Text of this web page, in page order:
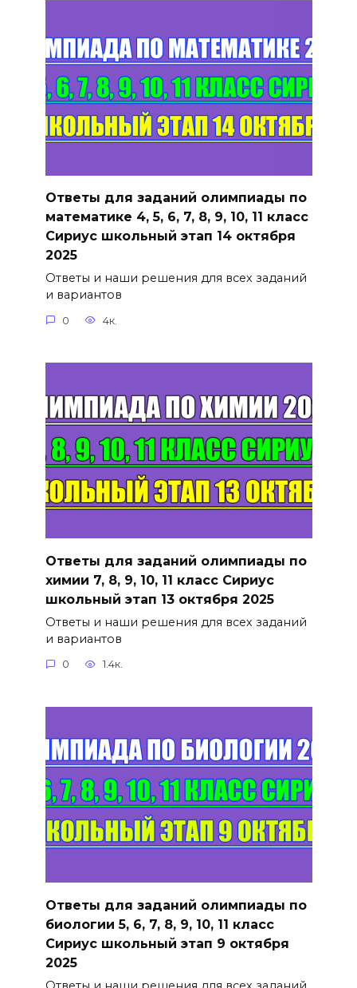
Ответы для заданий олимпиады по
математике 4, 5, 6, 7, 8, 9, 10, 11 класс
Сириус школьный этап 14 октября
2025
Ответы и наши решения для всех заданий
и вариантов
0 4к.
Ответы для заданий олимпиады по
химии 7, 8, 9, 10, 11 класс Сириус
школьный этап 13 октября 2025
Ответы и наши решения для всех заданий
и вариантов
0 1.4к.
Ответы для заданий олимпиады по
биологии 5, 6, 7, 8, 9, 10, 11 класс
Сириус школьный этап 9 октября
2025